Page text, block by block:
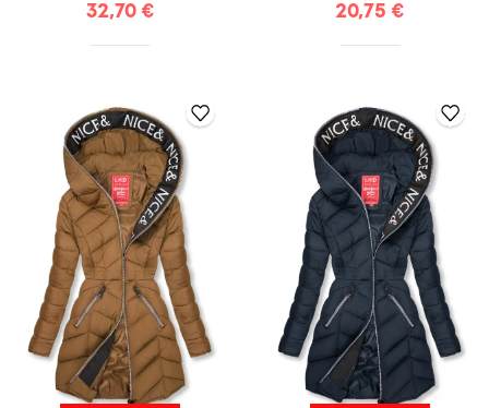
32,70 € 20,75 €